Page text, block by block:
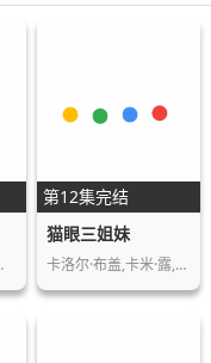
,阿莫里·…
第12集完结
猫眼三姐妹
卡洛尔·布盖,卡米·露,康斯坦斯·拉贝,辛…